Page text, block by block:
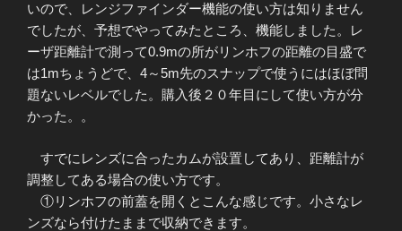
いので、レンジファインダー機能の使い方は知りません
でしたが、予想でやってみたところ、機能しました。レ
ーザ距離計で測って0.9mの所がリンホフの距離の目盛で
は1mちょうどで、4～5m先のスナップで使うにはほぼ問
題ないレベルでした。購入後２０年目にして使い方が分
かった。。
すでにレンズに合ったカムが設置してあり、距離計が
調整してある場合の使い方です。
①リンホフの前蓋を開くとこんな感じです。小さなレ
ンズなら付けたままで収納できます。